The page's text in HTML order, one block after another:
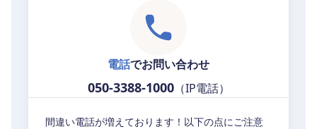
電話でお問い合わせ
050-3388-1000（IP電話）
間違い電話が増えております！以下の点にご注意